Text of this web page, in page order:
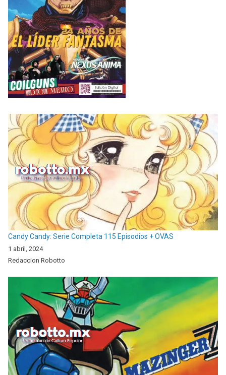
Candy Candy: Serie Completa 115 Episodios + OVAS
1 abril, 2024
Redaccion Robotto